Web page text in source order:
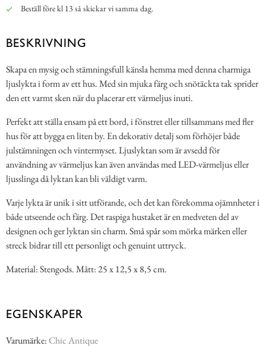
Beställ före kl 13 så skickar vi samma dag.
BESKRIVNING
Skapa en mysig och stämningsfull känsla hemma med denna charmiga
ljuslykta i form av ett hus. Med sin mjuka färg och snötäckta tak sprider
den ett varmt sken när du placerar ett värmeljus inuti.
Perfekt att ställa ensam på ett bord, i fönstret eller tillsammans med fler
hus för att bygga en liten by. En dekorativ detalj som förhöjer både
julstämningen och vintermyset. Ljuslyktan som är avsedd för
användning av värmeljus kan även användas med LED-värmeljus eller
ljusslinga då lyktan kan bli väldigt varm.
Varje lykta är unik i sitt utförande, och det kan förekomma ojämnheter i
både utseende och färg. Det raspiga hustaket är en medveten del av
designen och ger lyktan sin charm. Små spår som mörka märken eller
streck bidrar till ett personligt och genuint uttryck.
Material: Stengods. Mått: 25 x 12,5 x 8,5 cm.
EGENSKAPER
Varumärke:Chic Antique